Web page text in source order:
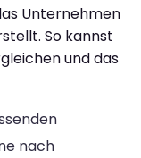
Unternehmen
So kannst
und das
nach